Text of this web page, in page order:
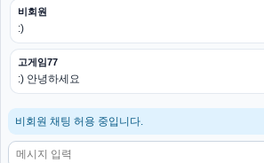
비회원
:)
고게임77
:) 안녕하세요
비회원 채팅 허용 중입니다.